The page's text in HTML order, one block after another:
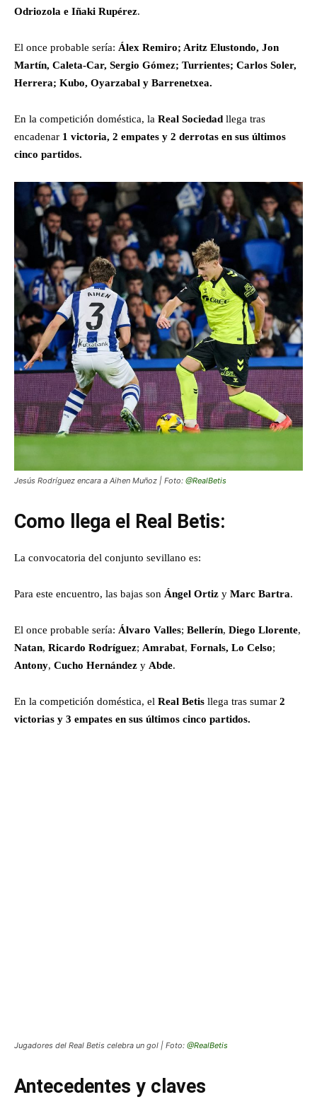
Odriozola e Iñaki Rupérez.
El once probable sería: Álex Remiro; Aritz Elustondo, Jon
Martín, Caleta-Car, Sergio Gómez; Turrientes; Carlos Soler,
Herrera; Kubo, Oyarzabal y Barrenetxea.
En la competición doméstica, la Real Sociedad llega tras
encadenar 1 victoria, 2 empates y 2 derrotas en sus últimos
cinco partidos.
Jesús Rodríguez encara a Aihen Muñoz | Foto: @RealBetis
Como llega el Real Betis:
La convocatoria del conjunto sevillano es:
Para este encuentro, las bajas son Ángel Ortiz y Marc Bartra.
El once probable sería: Álvaro Valles; Bellerín, Diego Llorente,
Natan, Ricardo Rodríguez; Amrabat, Fornals, Lo Celso;
Antony, Cucho Hernández y Abde.
En la competición doméstica, el Real Betis llega tras sumar 2
victorias y 3 empates en sus últimos cinco partidos.
Jugadores del Real Betis celebra un gol | Foto: @RealBetis
Antecedentes y claves